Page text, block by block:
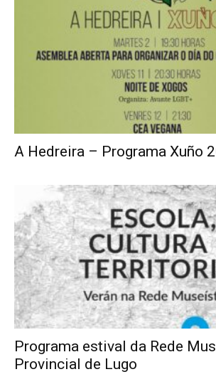
A Hedreira – Programa Xuño
Programa estival da Rede
Provincial de Lugo